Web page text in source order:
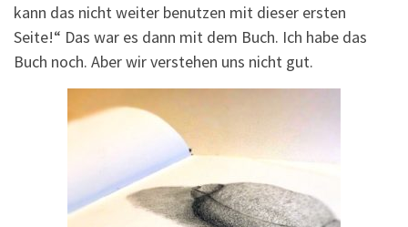
kann das nicht weiter benutzen mit dieser ersten
Seite!“ Das war es dann mit dem Buch. Ich habe das
Buch noch. Aber wir verstehen uns nicht gut.